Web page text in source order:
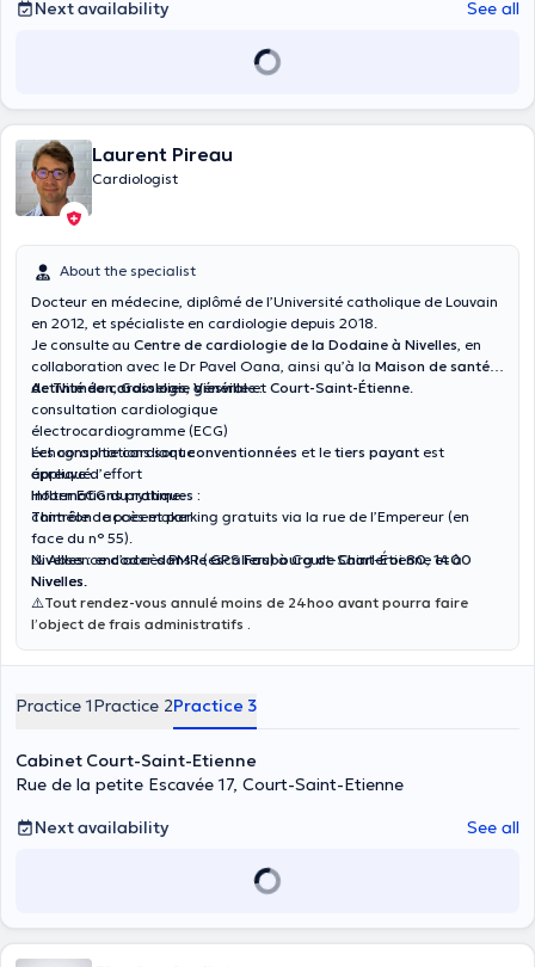
Next availability See all
Laurent Pireau
Cardiologist
About the specialist
Docteur en médecine, diplômé de l’Université catholique de Louvain
en 2012, et spécialiste en cardiologie depuis 2018.
Je consulte au Centre de cardiologie de la Dodaine à Nivelles, en
collaboration avec le Dr Pavel Oana, ainsi qu’à la Maison de santé
de Thiméon,Gosselies, Viesvilleet Court-Saint-Étienne.
Activité de cardiologie générale :
consultation cardiologique
électrocardiogramme (ECG)
échographie cardiaque
épreuve d’effort
Holter ECG du rythme
contrôle de pacemaker
Les consultations sontconventionnées et le tiers payant est
appliqué.
Informations pratiques :
Thiméon: accès et parking gratuits via la rue de l’Empereur (en
face du n° 55).
Nivelles:encoder dans le GPS Faubourg de Charleroi 80, 1400
Nivelles.
⚠️ Absence d’accès PMR (escaliers) à Court-Saint-Étienne et à
Nivelles.
⚠️Tout rendez-vous annulé moins de 24hoo avant pourra faire
l’object de frais administratifs .
Practice 1Practice 2Practice 3
Cabinet Court-Saint-Etienne
Rue de la petite Escavée 17, Court-Saint-Etienne
Next availability
See all